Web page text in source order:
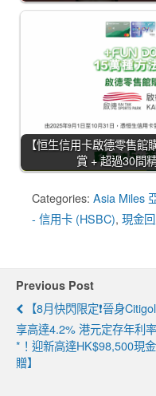
【恒生信用卡啟德零售
賞 + 超過30間
Categories: Asia Miles
- 信用卡 (HSBC), 現金
Previous Post
【8月快閃限定❗晉身
享高達4.2% 港元定存年利率
*！迎新高達HK$98,500現
贈】